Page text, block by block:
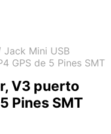
Jack Mini USB
GPS de 5 Pines SMT
V3 puerto
Pines SMT